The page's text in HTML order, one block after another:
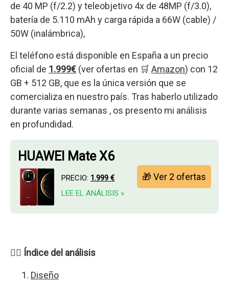
de 40 MP (f/2.2) y teleobjetivo 4x de 48MP (f/3.0),
batería de 5.110 mAh y carga rápida a 66W (cable) /
50W (inalámbrica),
El teléfono está disponible en España a un precio
oficial de 1.999€ (ver ofertas en 🛒 Amazon) con 12
GB + 512 GB, que es la única versión que se
comercializa en nuestro país. Tras haberlo utilizado
durante varias semanas , os presento mi análisis
en profundidad.
HUAWEI Mate X6
PRECIO: 1.999 €
LEE EL ANÁLISIS »
🎁 Ver 2 ofertas
👉🏻 Índice del análisis
Diseño